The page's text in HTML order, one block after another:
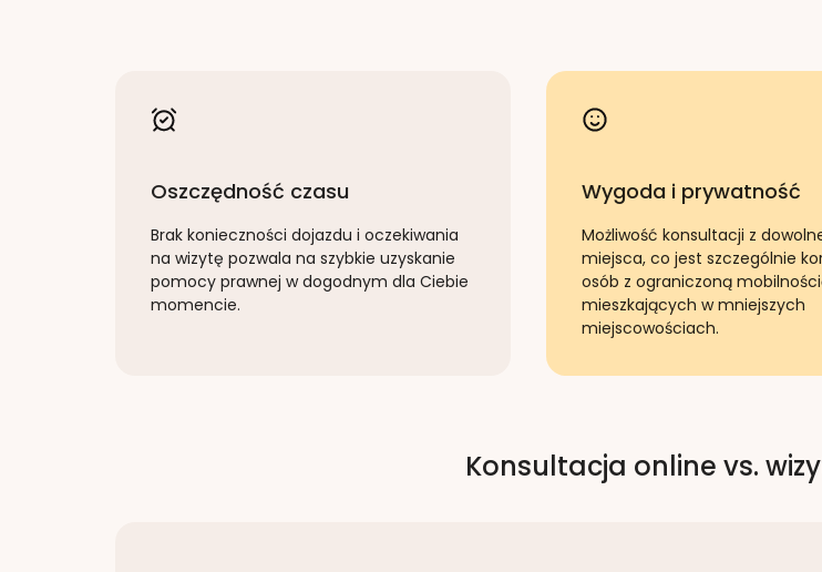
Oszczędność czasu
Brak konieczności dojazdu i oczekiwania
na wizytę pozwala na szybkie uzyskanie
pomocy prawnej w dogodnym dla Ciebie
momencie.
Wygoda i prywatność
Możliwość konsultacji z
miejsca, co jest szczególnie
osób z ograniczoną
mieszkających w mniejszych
miejscowościach.
Konsultacja online vs.